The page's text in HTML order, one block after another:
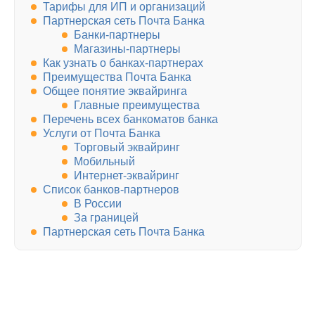
Тарифы для ИП и организаций
Партнерская сеть Почта Банка
Банки-партнеры
Магазины-партнеры
Как узнать о банках-партнерах
Преимущества Почта Банка
Общее понятие эквайринга
Главные преимущества
Перечень всех банкоматов банка
Услуги от Почта Банка
Торговый эквайринг
Мобильный
Интернет-эквайринг
Список банков-партнеров
В России
За границей
Партнерская сеть Почта Банка